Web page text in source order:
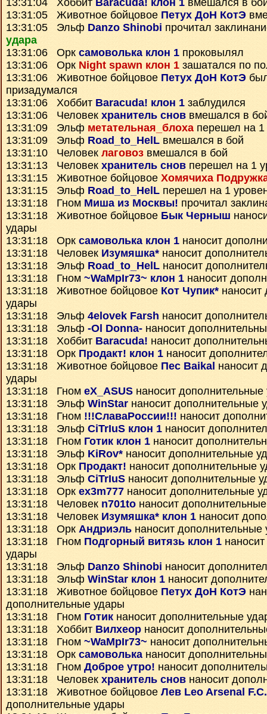
13:31:04 Хоббит Baracuda! клон 1 вмешался в
13:31:05 Животное бойцовое Петух ДоН КотЭ
13:31:05 Эльф Danzo Shinobi прочитал
удара
13:31:06 Орк самоволька клон 1 проковылял
13:31:06 Орк Night spawn клон 1 зашатался по
13:31:06 Животное бойцовое Петух ДоН КотЭ
призадумался
13:31:06 Хоббит Baracuda! клон 1 заблудился
13:31:06 Человек хранитель снов вмешался в
13:31:09 Эльф метательная_блохаперешел на 1
13:31:09 Эльф Road_to_HelL вмешался в бой
13:31:10 Человек лаговоз вмешался в бой
13:31:13 Человек хранитель снов перешел на 1
13:31:15 Животное бойцовое Хомячиха
13:31:15 Эльф Road_to_HelL перешел на 1
13:31:18 Гном Миша из Москвы! прочитал
13:31:18 Животное бойцовое Бык Черныш
удары
13:31:18 Орк самоволька клон 1 наносит
13:31:18 Человек Изумяшка* наносит
13:31:18 Эльф Road_to_HelL наносит
13:31:18 Гном ~WaMpIr73~ клон 1 наносит
13:31:18 Животное бойцовое Кот Чупик* наносит
удары
13:31:18 Эльф 4elovek Farsh наносит
13:31:18 Эльф -Ol Donna- наносит
13:31:18 Хоббит Baracuda! наносит
13:31:18 Орк Продакт! клон 1 наносит
13:31:18 Животное бойцовое Пес Baikal наносит
удары
13:31:18 Гном eX_ASUS наносит
13:31:18 Эльф WinStar наносит дополнительные
13:31:18 Гном !!!СлаваРоссии!!! наносит
13:31:18 Эльф CiTrIuS клон 1 наносит
13:31:18 Гном Готик клон 1 наносит
13:31:18 Эльф KiRov* наносит дополнительные
13:31:18 Орк Продакт! наносит дополнительные
13:31:18 Эльф CiTrIuS наносит дополнительные
13:31:18 Орк ex3m777 наносит дополнительные
13:31:18 Человек n701to наносит
13:31:18 Человек Изумяшка* клон 1 наносит
13:31:18 Орк Андриэль наносит дополнительные
13:31:18 Гном Подгорный витязь клон 1
удары
13:31:18 Эльф Danzo Shinobi наносит
13:31:18 Эльф WinStar клон 1 наносит
13:31:18 Животное бойцовое Петух ДоН КотЭ
дополнительные удары
13:31:18 Гном Готик наносит дополнительные
13:31:18 Хоббит Вилхеор наносит
13:31:18 Гном ~WaMpIr73~ наносит
13:31:18 Орк самоволькананосит
13:31:18 Гном Доброе утро! наносит
13:31:18 Человек хранитель снов наносит
13:31:18 Животное бойцовое Лев Leo Arsenal F.C.
дополнительные удары